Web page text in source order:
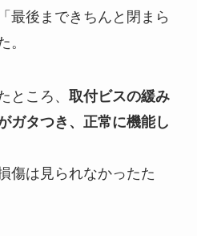
最後まできちんと閉まら
。
ところ、 取付ビスの緩み
ガタつき、正常に機能し
傷は見られなかったた